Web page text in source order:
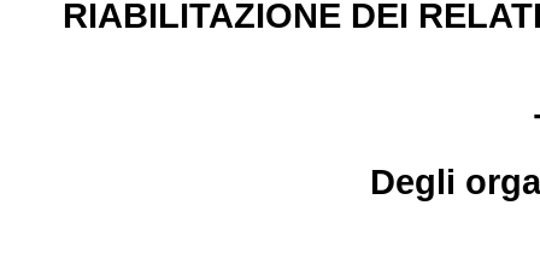
RIABILITAZIONE DEI
Degli